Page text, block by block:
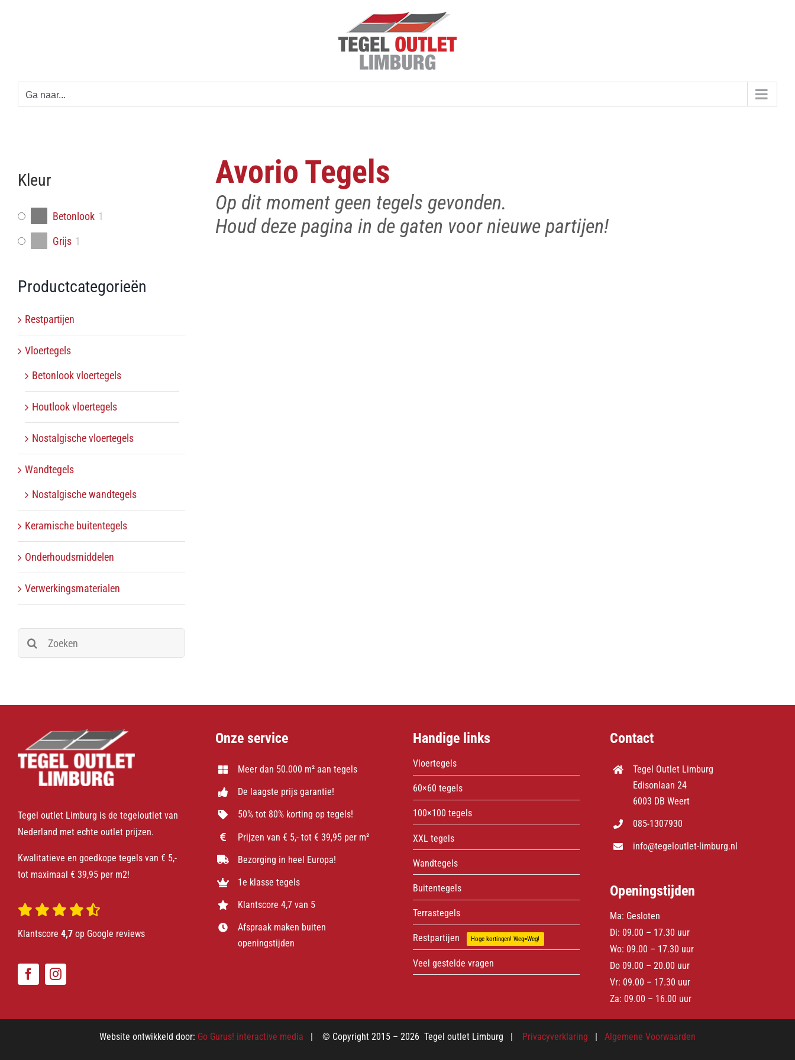
Ga naar...
Kleur
Betonlook 1
Grijs 1
Productcategorieën
Restpartijen
Vloertegels
Betonlook vloertegels
Houtlook vloertegels
Nostalgische vloertegels
Wandtegels
Nostalgische wandtegels
Keramische buitentegels
Onderhoudsmiddelen
Verwerkingsmaterialen
Zoeken
naar:
Avorio Tegels
Op dit moment geen tegels gevonden.
Houd deze pagina in de gaten voor nieuwe partijen!
Tegel outlet Limburg is de tegeloutlet van
Nederland met echte outlet prijzen.
Kwalitatieve en goedkope tegels van € 5,-
tot maximaal € 39,95 per m2!
Klantscore 4,7op Google reviews
Onze service
Meer dan 50.000 m² aan tegels
De laagste prijs garantie!
50% tot 80% korting op tegels!
Prijzen van € 5,- tot € 39,95 per m²
Bezorging in heel Europa!
1e klasse tegels
Klantscore 4,7 van 5
Afspraak maken buiten
openingstijden
Handige links
Vloertegels
60×60 tegels
100×100 tegels
XXL tegels
Wandtegels
Buitentegels
Terrastegels
Restpartijen Hoge kortingen! Weg=Weg!
Veel gestelde vragen
Contact
Tegel Outlet Limburg
Edisonlaan 24
6003 DB Weert
085-1307930
info@tegeloutlet-limburg.nl
Openingstijden
Ma: Gesloten
Di: 09.00 – 17.30 uur
Wo: 09.00 – 17.30 uur
Do 09.00 – 20.00 uur
Vr: 09.00 – 17.30 uur
Za: 09.00 – 16.00 uur
Website ontwikkeld door: Go Gurus! interactive media | © Copyright 2015 – 2026 Tegel outlet Limburg | Privacyverklaring | Algemene Voorwaarden